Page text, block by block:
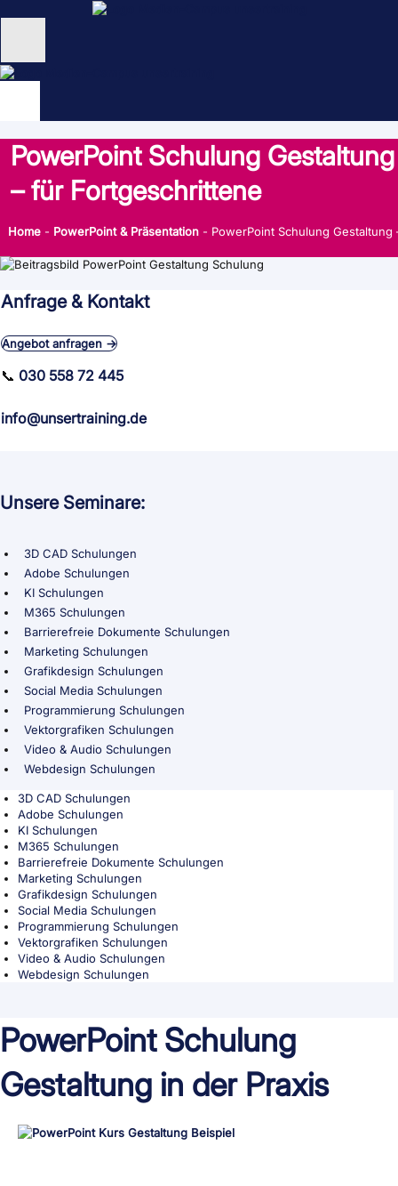
Inhalt
Unternehmen
NEU: KI Schulungen
unsertraining Blog
PowerPoint Schulung Gestaltung
– für Fortgeschrittene
Home - PowerPoint & Präsentation - PowerPoint Schulung
Anfrage & Kontakt
Angebot anfragen →
📞 030 558 72 445
info@unsertraining.de
Unsere Seminare:
3D CAD Schulungen
Adobe Schulungen
KI Schulungen
M365 Schulungen
Barrierefreie Dokumente Schulungen
Marketing Schulungen
Grafikdesign Schulungen
Social Media Schulungen
Programmierung Schulungen
Vektorgrafiken Schulungen
Video & Audio Schulungen
Webdesign Schulungen
3D CAD Schulungen
Adobe Schulungen
KI Schulungen
M365 Schulungen
Barrierefreie Dokumente Schulungen
Marketing Schulungen
Grafikdesign Schulungen
Social Media Schulungen
Programmierung Schulungen
Vektorgrafiken Schulungen
Video & Audio Schulungen
Webdesign Schulungen
PowerPoint Schulung
Gestaltung in der Praxis